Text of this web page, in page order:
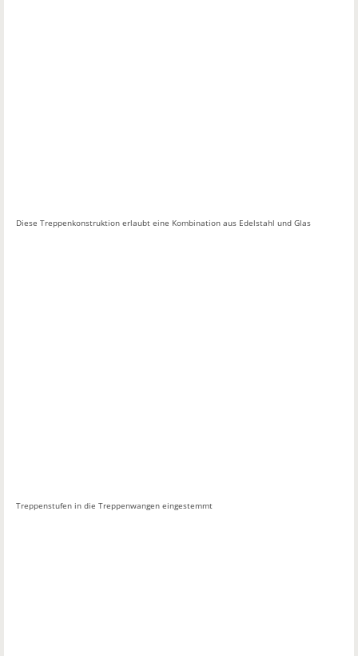
Diese Treppenkonstruktion erlaubt eine Kombination aus Edelstahl und Glas
Treppenstufen in die Treppenwangen eingestemmt